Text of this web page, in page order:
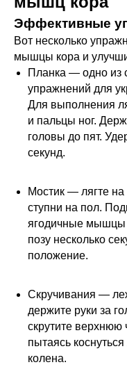
Эффективные
Вот несколько
мышцы кора и
Планка — одно из
упражнений для
Для выполнения
и пальцы ног.
головы до пят.
секунд.
Мостик — лягте на
ступни на пол.
ягодичные
позу несколько
положение.
Скручивания —
держите руки за
скрутите верхнюю
пытаясь
колена.